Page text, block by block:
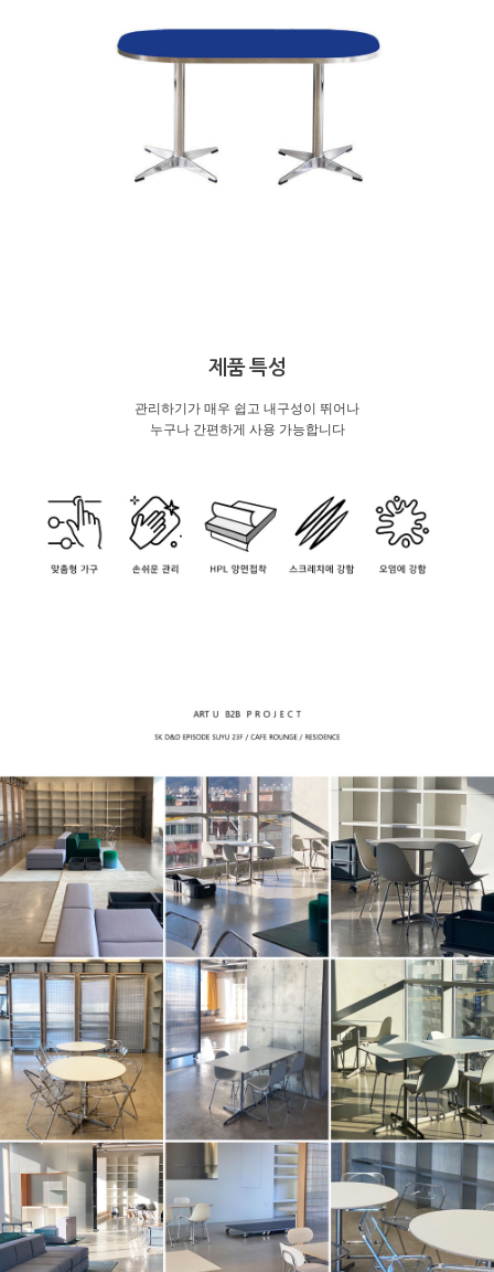
제품 특성
관리하기가 매우 쉽고 내구성이 뛰어나
누구나 간편하게 사용 가능합니다